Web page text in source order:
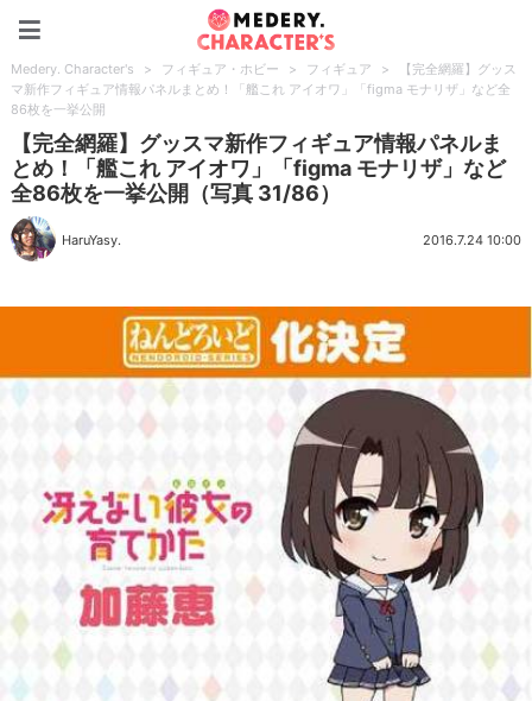
Medery. Character's > フィギュア・ホビー > フィギュア >
【完全網羅】グッス
マ新作フィギュア情報パネルまとめ！「艦これ アイオワ」「figma モナリザ」など全
86枚を一挙公開
【完全網羅】グッスマ新作フィギュア情報パネルま
とめ！「艦これ アイオワ」「figma モナリザ」など
全86枚を一挙公開（写真 31/86）
HaruYasy. 2016.7.24 10:00